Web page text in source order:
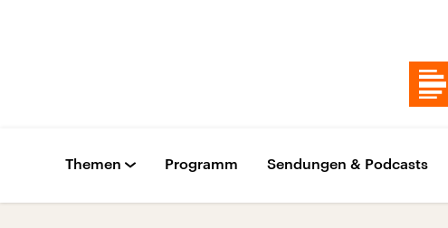
Themen Programm Sendungen & Podcasts